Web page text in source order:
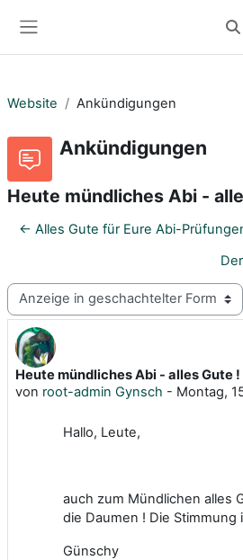
Website Ankündigungen
Ankündigungen
Heute mündliches Abi -
← Alles Gute für Eure Abi-
Anzeigemodus
Heute mündliches Abi - alles Gute !
von root-admin Gynsch - Montag,
Anzahl Antworten: 0
Hallo, Leute,
auch zum Mündlichen alles
die Daumen ! Die Stimmung
Günschy